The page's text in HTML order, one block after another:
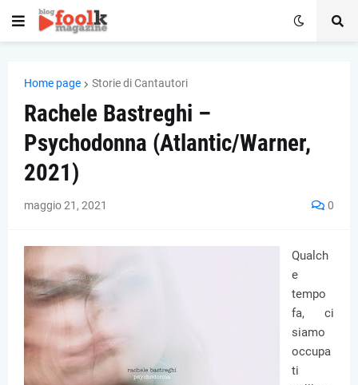
Home page Storie di Cantautori
Rachele Bastreghi –
Psychodonna (Atlantic/Warner,
2021)
maggio 21, 2021 0
Qualch
e
tempo
fa, ci
siamo
occupa
ti